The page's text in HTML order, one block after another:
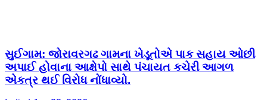
સુઈગામ: જોરાવરગઢ ગામના ખેડૂતોએ પાક સહાય ઓછી
અપાઈ હોવાના આક્ષેપો સાથે પંચાયત કચેરી આગળ
એકત્ર થઈ વિરોધ નોંધાવ્યો.